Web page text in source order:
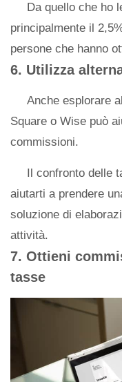
Da quello che ho
principalmente il
persone che hanno
6. Utilizza
Anche esplorare
Square o Wise può
commissioni.
Il confronto delle
aiutarti a prendere
soluzione di
attività.
7. Ottieni
tasse